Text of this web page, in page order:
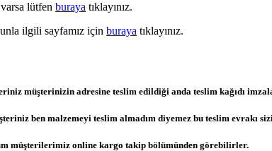
lütfen buraya tıklayınız.
ilgili sayfamız için buraya tıklayınız.
müşterinizin adresine teslim edildiği anda teslim kağıdı
ben malzemeyi teslim almadım diyemez bu teslim evrakı
müşterilerimiz online kargo takip bölümünden görebilirler.